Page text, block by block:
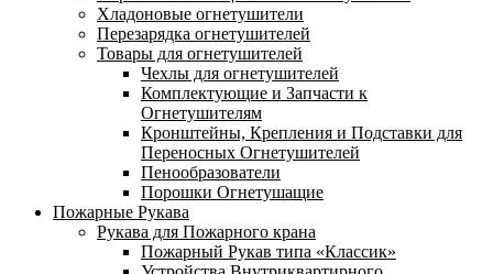
Хладоновые огнетушители
Перезарядка огнетушителей
Товары для огнетушителей
Чехлы для огнетушителей
Комплектующие и Запчасти к
Огнетушителям
Кронштейны, Крепления и Подставки для
Переносных Огнетушителей
Пенообразователи
Порошки Огнетушащие
Пожарные Рукава
Рукава для Пожарного крана
Пожарный Рукав типа «Классик»